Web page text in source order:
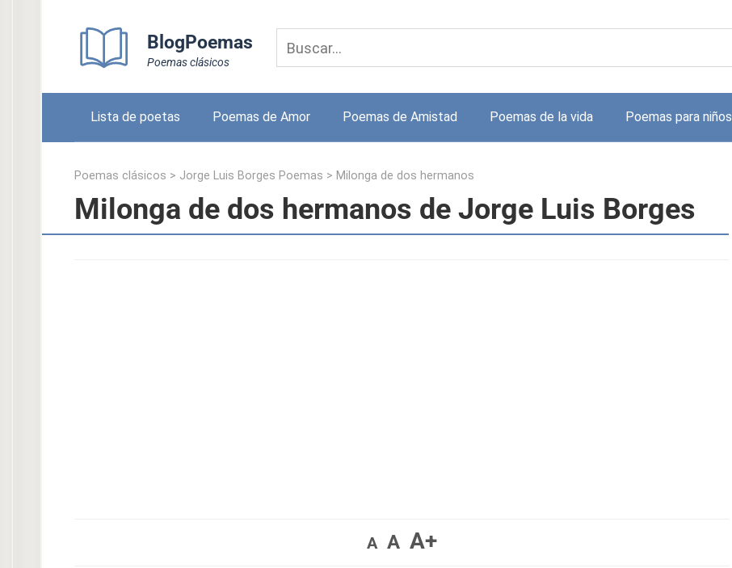
BlogPoemas
Poemas clásicos
Lista de poetas Poemas de Amor Poemas de Amistad Poemas de la vida Poemas para niños
Poemas clásicos > Jorge Luis Borges Poemas > Milonga de dos hermanos
Milonga de dos hermanos de Jorge Luis Borges
A A A+